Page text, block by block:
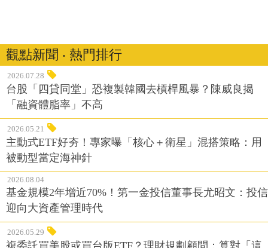
觀點新聞 ‧ 熱門排行
2026.07.28
台股「四貸同堂」恐複製韓國去槓桿風暴？陳威良揭
「融資體脂率」不高
2026.05.21
主動式ETF好夯！專家曝「核心＋衛星」混搭策略：用
被動型當定海神針
2026.08.04
基金規模2年增近70%！第一金投信董事長尤昭文：投信
迎向大資產管理時代
2026.05.29
複委託買美股或買台版ETF？理財規劃顧問：算對「這